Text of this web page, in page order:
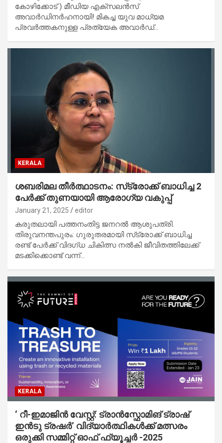
കോഴിക്കോട് ) മീഡിയ എക്സലൻസ്
അവാർഡിനർഹനായി! മികച്ച യുവ മാധ്യമ
പ്രവർത്തകനുള്ള പ്രത്യേക അവാർഡ്…
KERALA
ശബരിമല തീര്‍ത്ഥാടനം: സ്‌ട്രോക്ക് ബാധിച്ച 2
പേര്‍ക്ക് തുണയായി ആരോഗ്യ വകുപ്പ്
January 21, 2025 editor
കരുതലായി പത്തനംതിട്ട ജനറല്‍ ആശുപത്രി.
തിരുവനന്തപുരം: ഗുരുതരമായി സ്‌ട്രോക്ക് ബാധിച്ച
രണ്ട് പേര്‍ക്ക് വിദഗ്ധ ചികിത്സ നല്‍കി ജീവിതത്തിലേക്ക്
മടക്കിക്കൊണ്ട് വന്ന്…
KERALA
‘ റീ-ഇമാജിന്‍ വേസ്റ്റ്: ട്രാന്‍സ്ഫോമിങ് ട്രാഷ്
ഇന്‍ടു ട്രഷര്‍’ വിദ്യാര്‍ത്ഥികള്‍ക്ക് മത്സരം
ഒരുക്കി സമ്മിറ്റ് ഓഫ് ഫ്യൂച്ചര്‍ -2025